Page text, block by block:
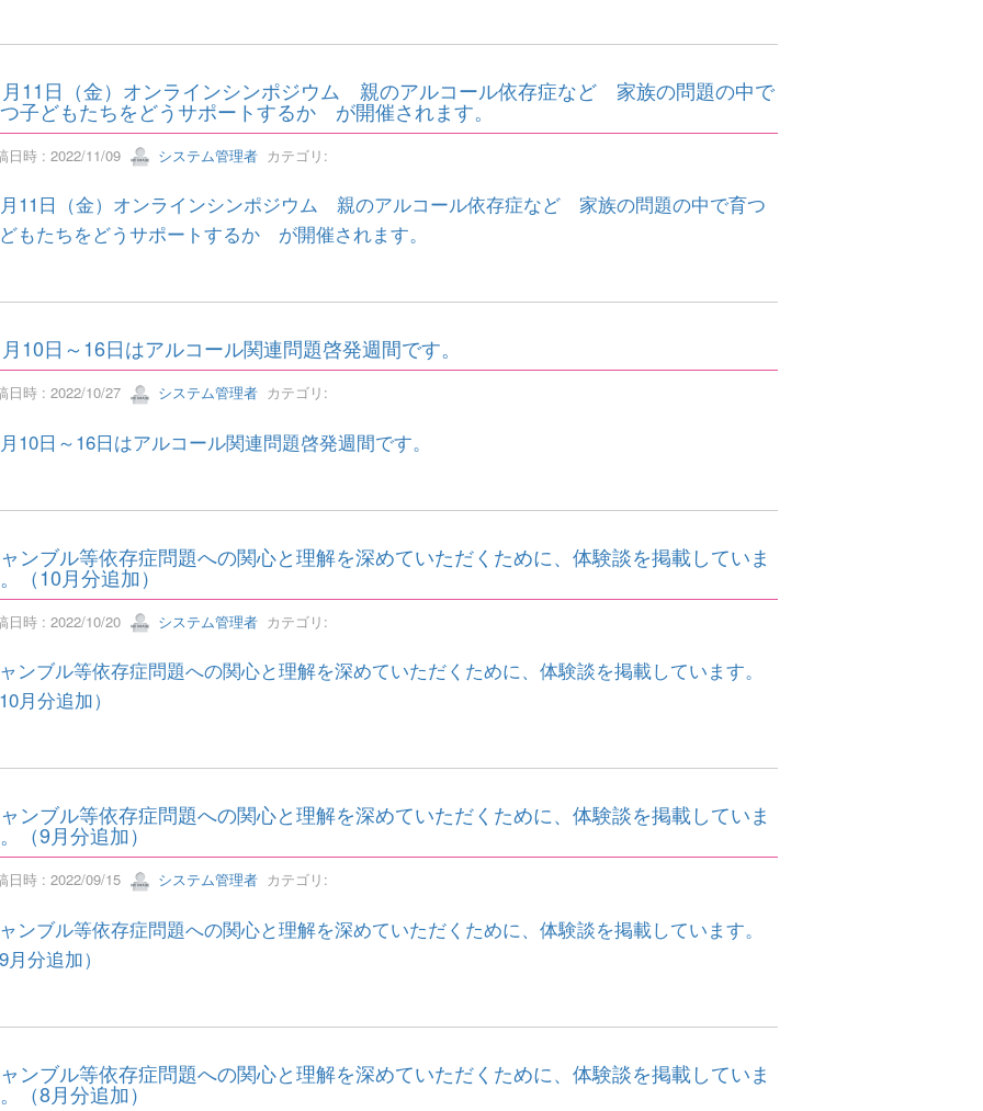
11日（金）オンラインシンポジウム 親のアルコール依存症など 家族の問題の中で
子どもたちをどうサポートするか が開催されます。
日時 : 2022/11/09 システム管理者カテゴリ:
11日（金）オンラインシンポジウム 親のアルコール依存症など 家族の問題の中で育つ
もたちをどうサポートするか が開催されます。
10日～16日はアルコール関連問題啓発週間です。
日時 : 2022/10/27 システム管理者カテゴリ:
10日～16日はアルコール関連問題啓発週間です。
ンブル等依存症問題への関心と理解を深めていただくために、体験談を掲載していま
（10月分追加）
日時 : 2022/10/20 システム管理者カテゴリ:
ンブル等依存症問題への関心と理解を深めていただくために、体験談を掲載しています。
10月分追加）
ンブル等依存症問題への関心と理解を深めていただくために、体験談を掲載していま
（9月分追加）
日時 : 2022/09/15 システム管理者カテゴリ:
ンブル等依存症問題への関心と理解を深めていただくために、体験談を掲載しています。
9月分追加）
ンブル等依存症問題への関心と理解を深めていただくために、体験談を掲載していま
（8月分追加）